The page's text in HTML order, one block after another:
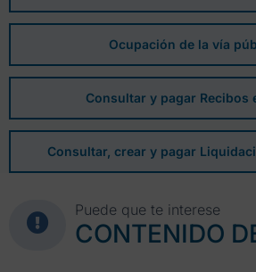
Ocupación de la vía
Consultar y pagar Recibos
Consultar, crear y pagar
Puede que te interese
CONTENIDO